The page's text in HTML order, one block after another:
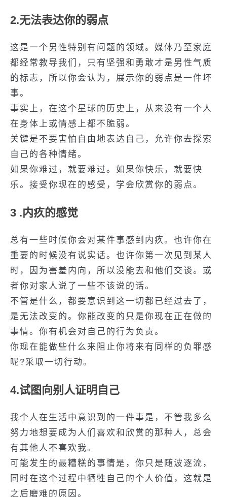
2.无法表达你的弱点
这是一个男性特别有问题的领域。媒体乃至家庭
都经常教导我们，只有坚强和勇敢才是男性气质
的标志，所以你会认为，展示你的弱点是一件坏
事。
事实上，在这个星球的历史上，从来没有一个人
在身体上或情感上都不脆弱。
关键是不要害怕自由地表达自己，允许你去探索
自己的各种情绪。
如果你难过，就要难过。如果你快乐，就要快
乐。接受你现在的感受，学会欣赏你的弱点。
3 .内疚的感觉
总有一些时候你会对某件事感到内疚。也许你在
重要的时候没有说实话。也许你第一次见到某人
时，因为害羞内向，所以没能去和他们交谈。或
者你对家人说了一些不该说的话。
不管是什么，都要意识到这一切都已经过去了，
是无法改变的。你能改变的只是你现在正在做的
事情。你有机会对自己的行为负责。
你现在能做些什么来阻止你将来有同样的负罪感
呢?采取一切行动。
4.试图向别人证明自己
我个人在生活中意识到的一件事是，不管我多么
努力地想要成为人们喜欢和欣赏的那种人，总会
有其他人不喜欢我。
可能发生的最糟糕的事情是，你只是随波逐流，
同时在这个过程中牺牲自己的个人价值，这就是
之后磨难的原因。